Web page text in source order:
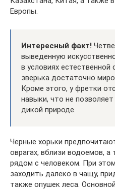
Европы.
Интересный факт!
выведенную
в условиях естественной
зверька достаточно
Кроме этого, у фретки
навыки, что не
дикой природе.
Черные хорьки
оврагах, вблизи водоемов, а
рядом с человеком. При
заходить далеко в чащу,
также опушек леса.